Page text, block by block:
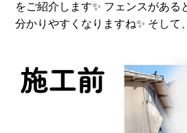
をご紹介します✨ フェンスがある
分かりやすくなりますね✨ そして